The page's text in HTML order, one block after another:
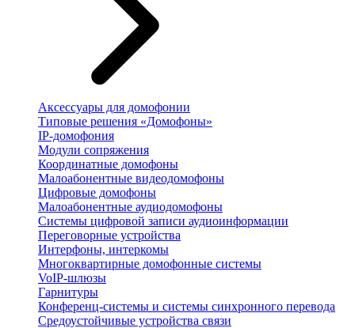
Аксессуары для домофонии
Типовые решения «Домофоны»
IP-домофония
Модули сопряжения
Координатные домофоны
Малоабонентные видеодомофоны
Цифровые домофоны
Малоабонентные аудиодомофоны
Системы цифровой записи аудиоинформации
Переговорные устройства
Интерфоны, интеркомы
Многоквартирные домофонные системы
VoIP-шлюзы
Гарнитуры
Конференц-системы и системы синхронного перевода
Средоустойчивые устройства связи